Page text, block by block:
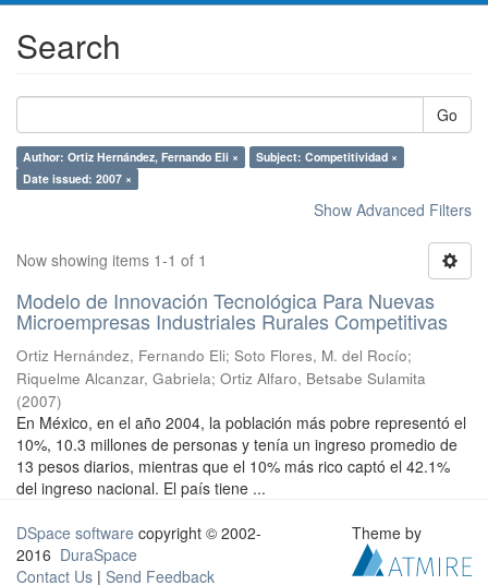
Search
Go
Author: Ortiz Hernández, Fernando Eli ×
Subject: Competitividad ×
Date issued: 2007 ×
Show Advanced Filters
Now showing items 1-1 of 1
Modelo de Innovación Tecnológica Para Nuevas
Microempresas Industriales Rurales Competitivas
Ortiz Hernández, Fernando Eli; Soto Flores, M. del Rocío;
Riquelme Alcanzar, Gabriela; Ortiz Alfaro, Betsabe Sulamita
(2007)
En México, en el año 2004, la población más pobre representó el
10%, 10.3 millones de personas y tenía un ingreso promedio de
13 pesos diarios, mientras que el 10% más rico captó el 42.1%
del ingreso nacional. El país tiene ...
DSpace software copyright © 2002-
2016 DuraSpace
Contact Us | Send Feedback
Theme by